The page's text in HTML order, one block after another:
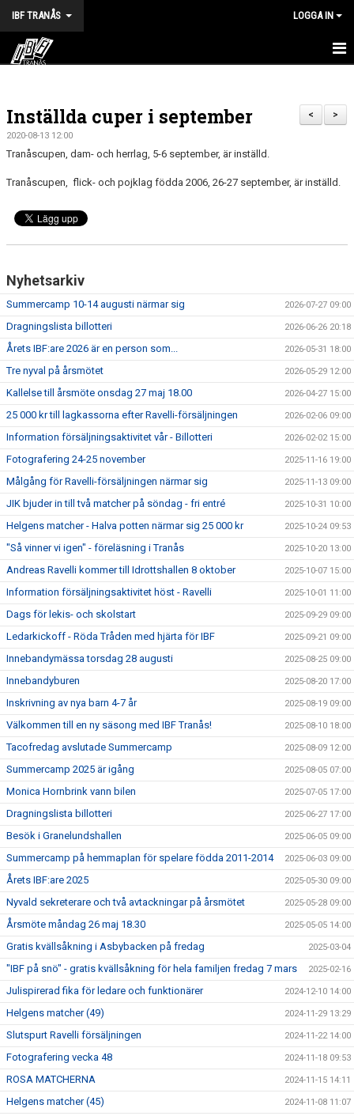
IBF TRANÅS LOGGA IN
FÖRENINGEN
VÅRA LAG
TRÄNINGSTIDER
KALENDER
BILDGALLERI
DOKUMENT
HALVA POTTEN
>
<
Inställda cuper i september
2020-08-13 12:00
Tranåscupen, dam- och herrlag, 5-6 september, är inställd.
Tranåscupen, flick- och pojklag födda 2006, 26-27 september, är inställd.
Nyhetsarkiv
Summercamp 10-14 augusti närmar sig 2026-07-27 09:00
Dragningslista billotteri 2026-06-26 20:18
Årets IBF:are 2026 är en person som... 2026-05-31 18:00
Tre nyval på årsmötet 2026-05-29 12:00
Kallelse till årsmöte onsdag 27 maj 18.00 2026-04-27 15:00
25 000 kr till lagkassorna efter Ravelli-försäljningen 2026-02-06 09:00
Information försäljningsaktivitet vår - Billotteri 2026-02-02 15:00
Fotografering 24-25 november 2025-11-16 19:00
Målgång för Ravelli-försäljningen närmar sig 2025-11-13 09:00
JIK bjuder in till två matcher på söndag - fri entré 2025-10-31 10:00
Helgens matcher - Halva potten närmar sig 25 000 kr 2025-10-24 09:53
"Så vinner vi igen" - föreläsning i Tranås 2025-10-20 13:00
Andreas Ravelli kommer till Idrottshallen 8 oktober 2025-10-07 15:00
Information försäljningsaktivitet höst - Ravelli 2025-10-01 11:00
Dags för lekis- och skolstart 2025-09-29 09:00
Ledarkickoff - Röda Tråden med hjärta för IBF 2025-09-21 09:00
Innebandymässa torsdag 28 augusti 2025-08-25 09:00
Innebandyburen 2025-08-20 17:00
Inskrivning av nya barn 4-7 år 2025-08-19 09:00
Välkommen till en ny säsong med IBF Tranås! 2025-08-10 18:00
Tacofredag avslutade Summercamp 2025-08-09 12:00
Summercamp 2025 är igång 2025-08-05 07:00
Monica Hornbrink vann bilen 2025-07-05 17:00
Dragningslista billotteri 2025-06-27 17:00
Besök i Granelundshallen 2025-06-05 09:00
Summercamp på hemmaplan för spelare födda 2011-2014 2025-06-03 09:00
Årets IBF:are 2025 2025-05-30 09:00
Nyvald sekreterare och två avtackningar på årsmötet 2025-05-28 09:00
Årsmöte måndag 26 maj 18.30 2025-05-05 14:00
Gratis kvällsåkning i Asbybacken på fredag 2025-03-04
"IBF på snö" - gratis kvällsåkning för hela familjen fredag 7 mars 2025-02-16
Julispirerad fika för ledare och funktionärer 2024-12-10 14:00
Helgens matcher (49) 2024-11-29 13:29
Slutspurt Ravelli försäljningen 2024-11-22 14:00
Fotografering vecka 48 2024-11-18 09:53
ROSA MATCHERNA 2024-11-15 14:11
Helgens matcher (45) 2024-11-08 11:07